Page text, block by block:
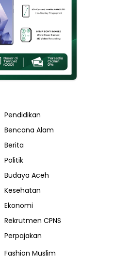
Pendidikan
Bencana Alam
Berita
Politik
Budaya Aceh
Kesehatan
Ekonomi
Rekrutmen CPNS
Perpajakan
Fashion Muslim